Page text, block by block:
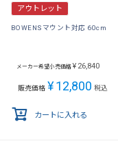
アウトレット
BOWENSマウント対応 60cm
メーカー希望小売価格 ¥ 26,840
販売価格 ¥12,800 税込
カートに入れる